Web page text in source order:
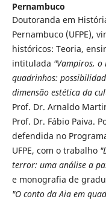
Pernambuco
Doutoranda em
Pernambuco (UFPE),
históricos: Teoria,
intitulada "Vampiros, o
quadrinhos:
dimensão estética da
Prof. Dr. Arnaldo
Prof. Dr. Fábio Paiva.
defendida no
UFPE, com o trabalho
terror: uma análise a
e monografia de
"O conto da Aia em